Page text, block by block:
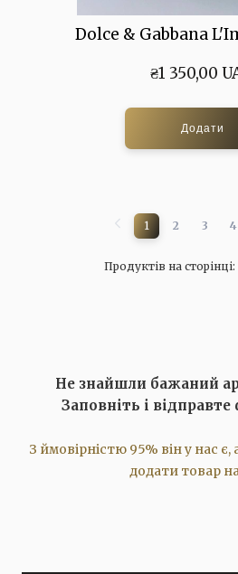
Dolce & Gabbana
₴1 350,00
Додати
Продуктів на сторінці:
1 2 3 4
Не знайшли бажаний
Заповніть і
З ймовірністю 95% він у нас
додати товар